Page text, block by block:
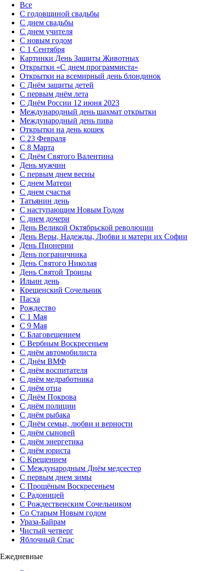
Все
С годовщиной свадьбы
С днем свадьбы
С днем учителя
С новым годом
С 1 Сентября
Картинки День Защиты Животных
Открытки «‎С днем программиста»‎
Открытки на всемирный день блондинок
С Днём защиты детей
С первым днём лета
С Днём России 12 июня 2023
Международный день шахмат открытки
Международный день пива
Открытки на день кошек
С 23 Февраля
С 8 Марта
С Днём Святого Валентина
День мужчин
С первым днем весны
С днем Матери
C днем счастья
Татьянин день
C наступающим Новым Годом
C днем дочери
День Великой Октябрьской революции
День Веры, Надежды, Любви и матери их Софии
День Пионерии
День пограничника
День Святого Николая
День Святой Троицы
Ильин день
Крещенский Сочельник
Пасха
Рождество
С 1 Мая
С 9 Мая
С Благовещением
С Вербным Воскресеньем
С днём автомобилиста
С Днём ВМФ
С днём воспитателя
С днём медработника
С днём отца
С Днём Покрова
С днём полиции
С днём рыбака
С Днём семьи, любви и верности
С днём сыновей
С днём энергетика
С днём юриста
С Крещением
С Международным Днём медсестер
С первым днем зимы
С Прощёным Воскресеньем
С Радоницей
С Рождественским Сочельником
Со Старым Новым годом
Ураза-Байрам
Чистый четверг
Яблочный Спас
Ежедневные